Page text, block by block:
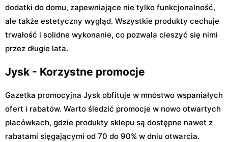
dodatki do domu, zapewniające nie tylko funkcjonalność,
ale także estetyczny wygląd. Wszystkie produkty cechuje
trwałość i solidne wykonanie, co pozwala cieszyć się nimi
przez długie lata.
Jysk - Korzystne promocje
Gazetka promocyjna Jysk obfituje w mnóstwo wspaniałych
ofert i rabatów. Warto śledzić promocje w nowo otwartych
placówkach, gdzie produkty sklepu są dostępne nawet z
rabatami sięgającymi od 70 do 90% w dniu otwarcia.